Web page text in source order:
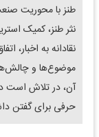
طنز با محوریت
نثر طنز، کمیک
نقادانه به
موضوع‌ها و
آن، در تلاش است
حرفی برای گفتن